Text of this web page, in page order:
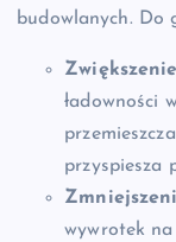
budowlanych. Do
ładowności
przyspiesza
wywrotek